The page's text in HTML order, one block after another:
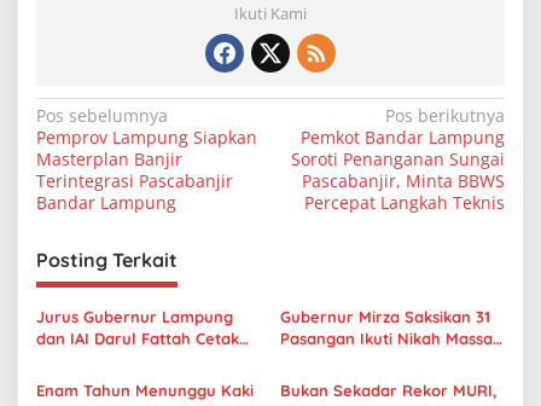
Ikuti Kami
N
a
v
i
g
a
s
i
p
Pos sebelumnya
Pemprov Lampung Siapkan
Masterplan Banjir
Terintegrasi Pascabanjir
Bandar Lampung
Pos berikutnya
Pemkot Bandar Lampung
Soroti Penanganan Sungai
Pascabanjir, Minta BBWS
Percepat Langkah Teknis
Posting Terkait
Jurus Gubernur Lampung
dan IAI Darul Fattah Cetak
Gubernur Mirza Saksikan 31
Pasangan Ikuti Nikah Massal
Enam Tahun Menunggu Kaki
Bukan Sekadar Rekor MURI,